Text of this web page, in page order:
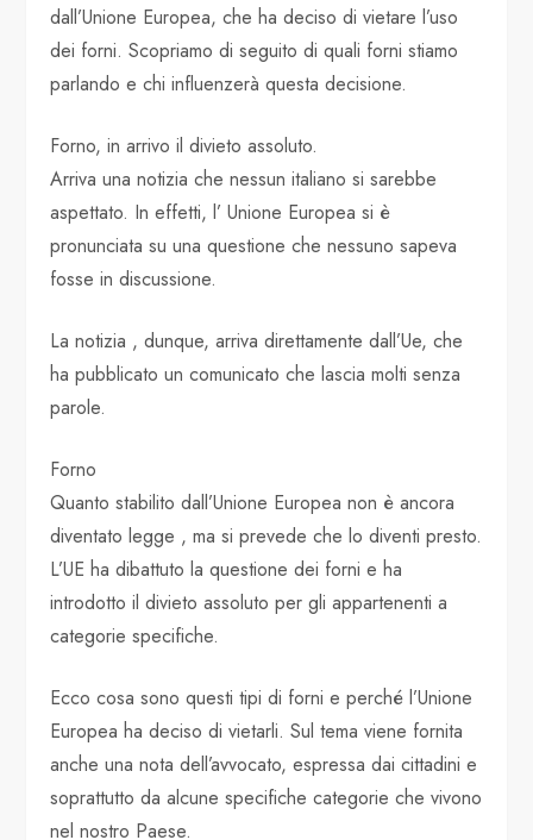
dall’Unione Europea, che ha deciso di vietare l’uso
dei forni. Scopriamo di seguito di quali forni stiamo
parlando e chi influenzerà questa decisione.
Forno, in arrivo il divieto assoluto.
Arriva una notizia che nessun italiano si sarebbe
aspettato. In effetti, l’ Unione Europea si è
pronunciata su una questione che nessuno sapeva
fosse in discussione.
La notizia , dunque, arriva direttamente dall’Ue, che
ha pubblicato un comunicato che lascia molti senza
parole.
Forno
Quanto stabilito dall’Unione Europea non è ancora
diventato legge , ma si prevede che lo diventi presto.
L’UE ha dibattuto la questione dei forni e ha
introdotto il divieto assoluto per gli appartenenti a
categorie specifiche.
Ecco cosa sono questi tipi di forni e perché l’Unione
Europea ha deciso di vietarli. Sul tema viene fornita
anche una nota dell’avvocato, espressa dai cittadini e
soprattutto da alcune specifiche categorie che vivono
nel nostro Paese.